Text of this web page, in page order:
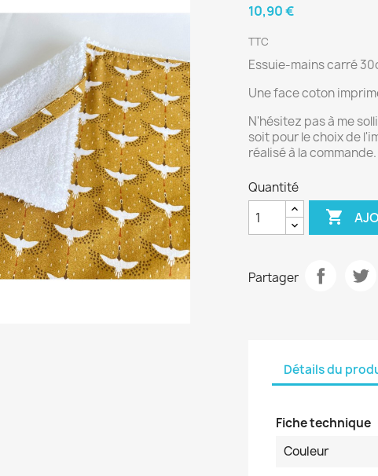
10,90 €
TTC
Essuie-mains carré
Une face coton
N'hésitez pas à me
soit pour le choix de
réalisé à la commande.
Quantité

Partager
Détails du
Fiche technique
Couleur